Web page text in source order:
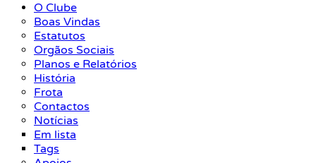
O Clube
Boas Vindas
Estatutos
Orgãos Sociais
Planos e Relatórios
História
Frota
Contactos
Notícias
Em lista
Tags